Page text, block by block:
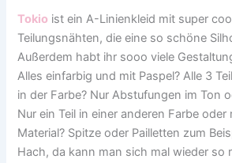
Tokio ist ein A-Linienkleid mit super
Teilungsnähten, die eine so schöne
Außerdem habt ihr sooo viele
Alles einfarbig und mit Paspel? Alle 3
in der Farbe? Nur Abstufungen im Ton
Nur ein Teil in einer anderen Farbe
Material? Spitze oder Pailletten zum
Hach, da kann man sich mal wieder so